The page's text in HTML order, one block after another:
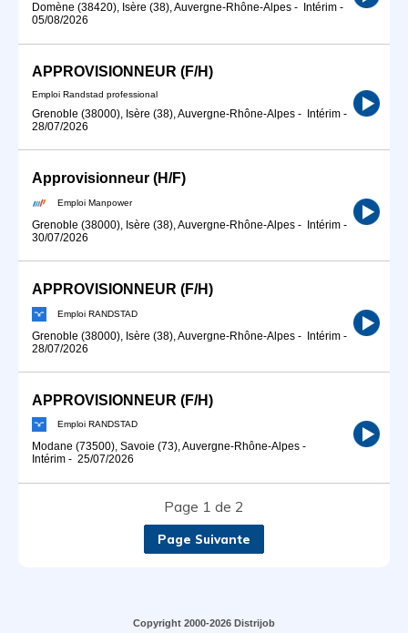
Domène (38420), Isère (38), Auvergne-Rhône-Alpes - Intérim -
05/08/2026
APPROVISIONNEUR (F/H)
Emploi Randstad professional
Grenoble (38000), Isère (38), Auvergne-Rhône-Alpes - Intérim -
28/07/2026
Approvisionneur (H/F)
Emploi Manpower
Grenoble (38000), Isère (38), Auvergne-Rhône-Alpes - Intérim -
30/07/2026
APPROVISIONNEUR (F/H)
Emploi RANDSTAD
Grenoble (38000), Isère (38), Auvergne-Rhône-Alpes - Intérim -
28/07/2026
APPROVISIONNEUR (F/H)
Emploi RANDSTAD
Modane (73500), Savoie (73), Auvergne-Rhône-Alpes -
Intérim - 25/07/2026
Page 1 de 2
Page Suivante
Copyright 2000-2026 Distrijob